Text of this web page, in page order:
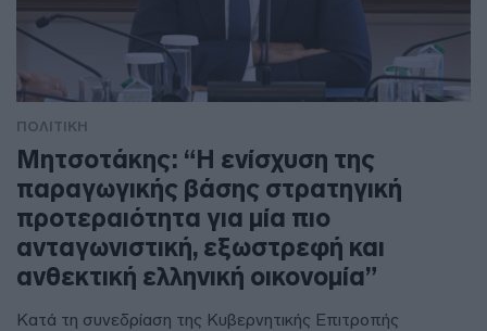
ΠΟΛΙΤΙΚΗ
Μητσοτάκης: “Η ενίσχυση της
παραγωγικής βάσης στρατηγική
προτεραιότητα για μία πιο
ανταγωνιστική, εξωστρεφή και
ανθεκτική ελληνική οικονομία”
Κατά τη συνεδρίαση της Κυβερνητικής Επιτροπής